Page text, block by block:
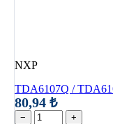
NXP
TDA6107Q /
80,94 ₺
− +